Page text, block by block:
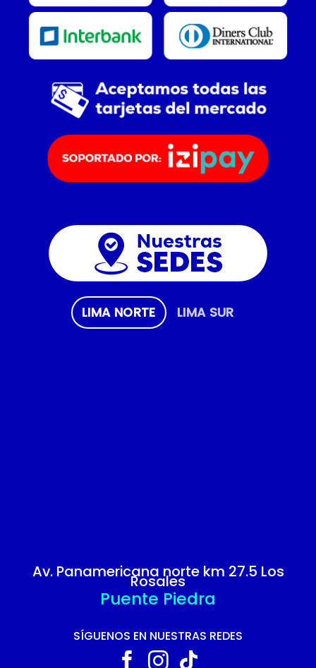
LIMA NORTE LIMA SUR
Av. Panamericana norte km 27.5 Los
Rosales
Puente Piedra
SÍGUENOS EN NUESTRAS REDES